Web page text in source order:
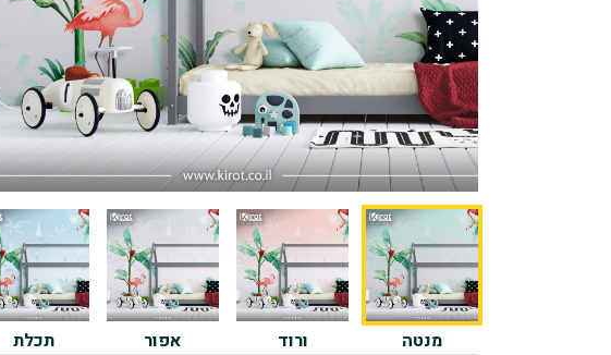
מנטה ורוד אפור תכלת